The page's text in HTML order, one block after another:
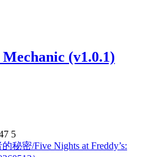
(v1.0.1)
5